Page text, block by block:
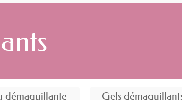
démaquillante Gels